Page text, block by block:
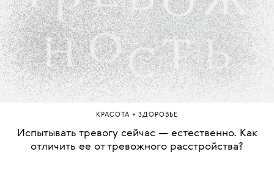
КРАСОТА • ЗДОРОВЬЕ
Испытывать тревогу сейчас — естественно. Как
отличить ее от тревожного расстройства?